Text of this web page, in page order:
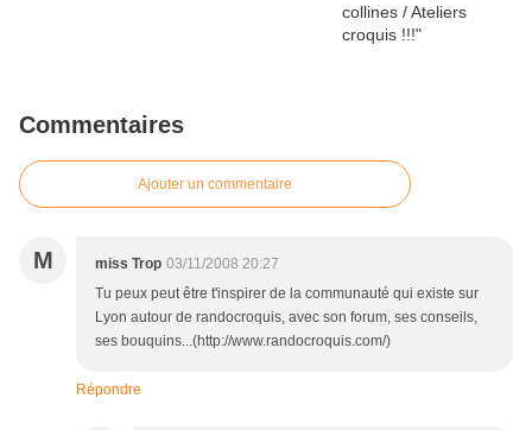
Commentaires
Ajouter un commentaire
M miss Trop 03/11/2008 20:27
Tu peux peut être t'inspirer de la communauté qui existe sur
Lyon autour de randocroquis, avec son forum, ses conseils,
ses bouquins...(http://www.randocroquis.com/)
Répondre